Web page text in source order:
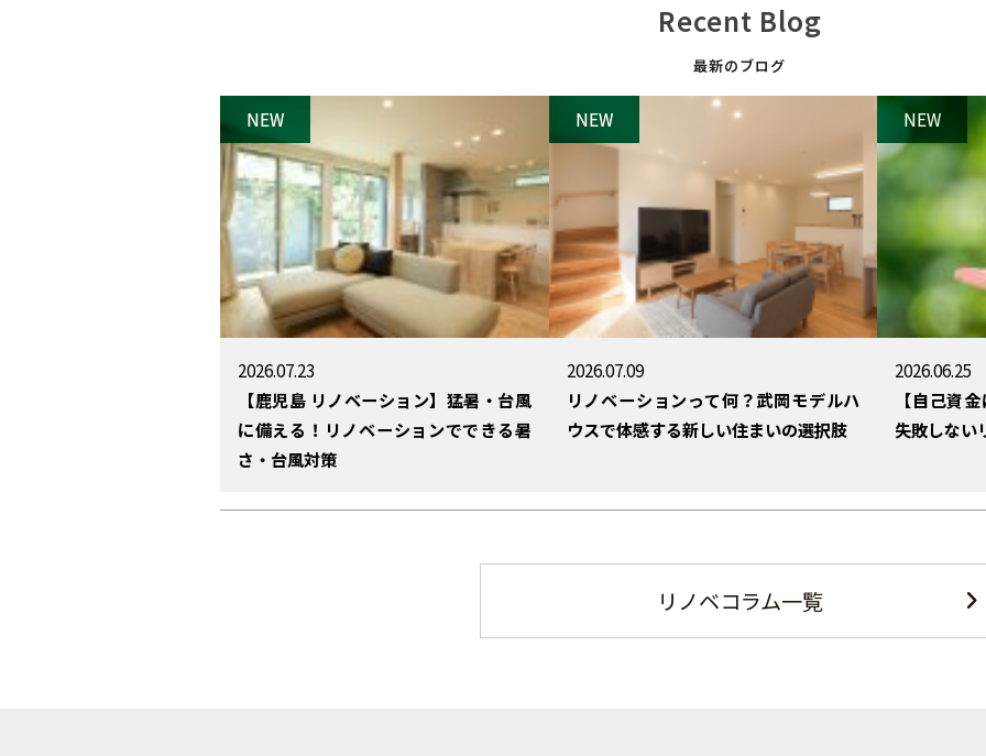
Recent Blog
最新のブログ
2026.07.23
【鹿児島 リノベーション】猛暑・台風
に備える！リノベーションでできる暑
さ・台風対策
2026.07.09
リノベーションって何？武岡モデルハ
ウスで体感する新しい住まいの選択肢
2026.06.25
【自己資
失敗しない
リノベコラム一覧